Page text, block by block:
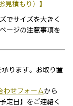
見積もり）】
でサイズを大きく
ージの注意事項を
ります。お取り置
わせフォーム から
定日】をご連絡く